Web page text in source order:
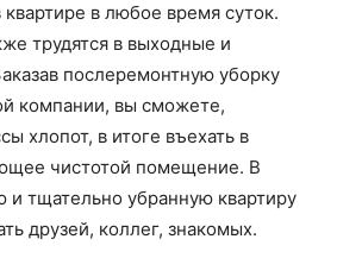
в любое время суток.
трудятся в выходные и
послеремонтную уборку
компании, вы сможете,
хлопот, в итоге въехать в
чистотой помещение. В
и тщательно убранную квартиру
друзей, коллег, знакомых.